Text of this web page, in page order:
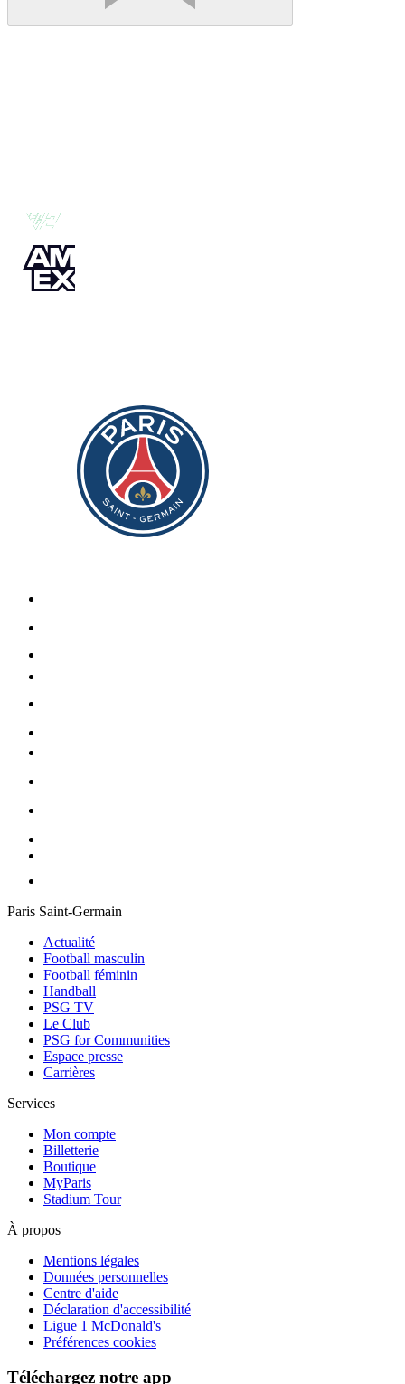
Paris Saint-Germain
Actualité
Football masculin
Football féminin
Handball
PSG TV
Le Club
PSG for Communities
Espace presse
Carrières
Services
Mon compte
Billetterie
Boutique
MyParis
Stadium Tour
À propos
Mentions légales
Données personnelles
Centre d'aide
Déclaration d'accessibilité
Ligue 1 McDonald's
Préférences cookies
Téléchargez notre app